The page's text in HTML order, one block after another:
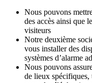
Nous pouvons
des accès ainsi que
visiteurs
Notre deuxième
vous installer des
systèmes d’alarme
Nous pouvons
de lieux spécifiques,